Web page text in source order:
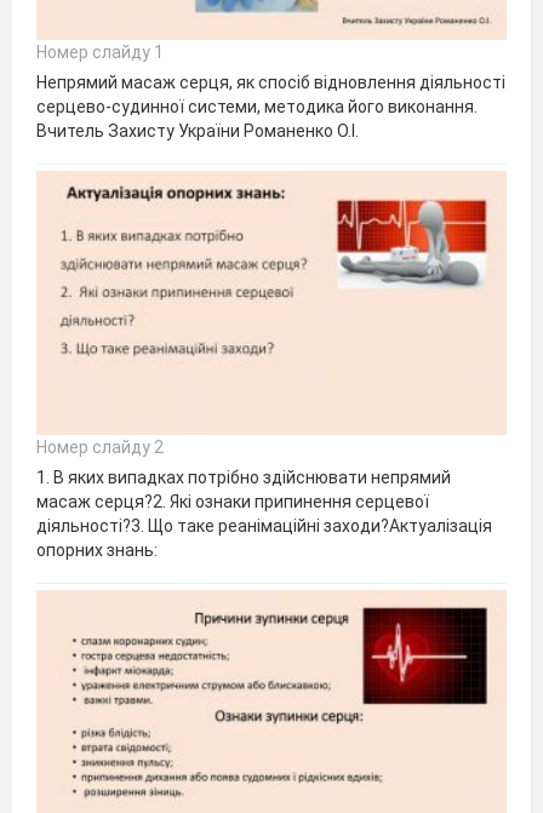
Номер слайду 1
Непрямий масаж серця, як спосіб відновлення діяльності
серцево-судинної системи, методика його виконання.
Вчитель Захисту України Романенко О.І.
Номер слайду 2
1. В яких випадках потрібно здійснювати непрямий
масаж серця?2. Які ознаки припинення серцевої
діяльності?3. Що таке реанімаційні заходи?Актуалізація
опорних знань: